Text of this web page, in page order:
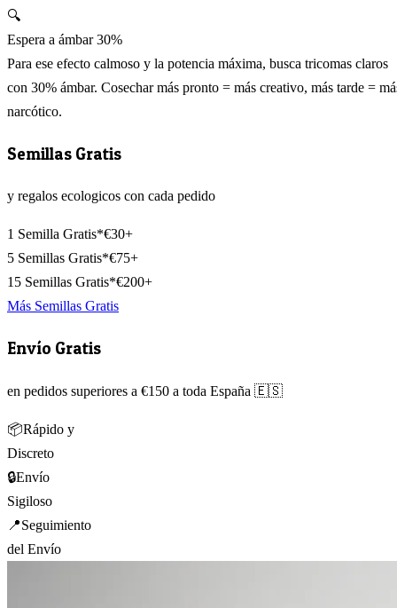
🔍
Espera a ámbar 30%
Para ese efecto calmoso y la potencia máxima, busca tricomas claros
con 30% ámbar. Cosechar más pronto = más creativo, más tarde =
narcótico.
Semillas Gratis
y regalos ecologicos con cada pedido
1 Semilla Gratis*€30+
5 Semillas Gratis*€75+
15 Semillas Gratis*€200+
Más Semillas Gratis
Envío Gratis
en pedidos superiores a €150 a toda España 🇪🇸
📦Rápido y
Discreto
🔒Envío
Sigiloso
📍Seguimiento
del Envío